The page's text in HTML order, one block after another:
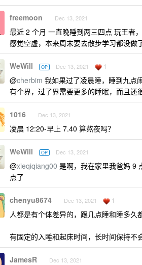
freemoon Dec 13, 2021
最近 2 个月 一直晚睡到两三四点 玩王者
感觉空虚，本来周末要去散步学习都没做
WeWill OP Dec 13, 2021 1
@cherbim 我如果过了凌晨睡，睡到九点
有个界，过了界需要更多的睡眠，而且还
1016 Dec 13, 2021
凌晨 12:20-早上 7.40 算熬夜吗？
WeWill OP Dec 13, 2021
@xieqiqiang00 是啊，我在家里我爸妈 9
点了
chenyu8674 Dec 13, 2021 1
人都是有个体差异的，跟几点睡和睡多久
有固定的入睡和起床时间，长时间保持不
JamesR Dec 13, 2021